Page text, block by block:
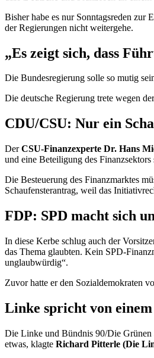
Bisher habe es nur Sonntagsreden zur
der Regierungen nicht weitergehe.
„Es zeigt sich, dass
Die Bundesregierung solle so mutig
Die deutsche Regierung trete wegen
CDU/CSU: Nur ein
DerCSU-Finanzexperte Dr. Hans
und eine Beteiligung des
Die Besteuerung des Finanzmarktes
Schaufensterantrag, weil das
FDP: SPD macht sich
In diese Kerbe schlug auch der
das Thema glaubten. Kein SPD-
unglaubwürdig“.
Zuvor hatte er den Sozialdemokraten
Linke spricht von
Die Linke und Bündnis 90/Die Grünen
etwas, klagte Richard Pitterle (Die